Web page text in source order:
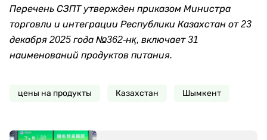
Перечень СЗПТ утвержден приказом Министра
торговли и интеграции Республики Казахстан от 23
декабря 2025 года №362-нқ, включает 31
наименований продуктов питания.
цены на продукты Казахстан Шымкент